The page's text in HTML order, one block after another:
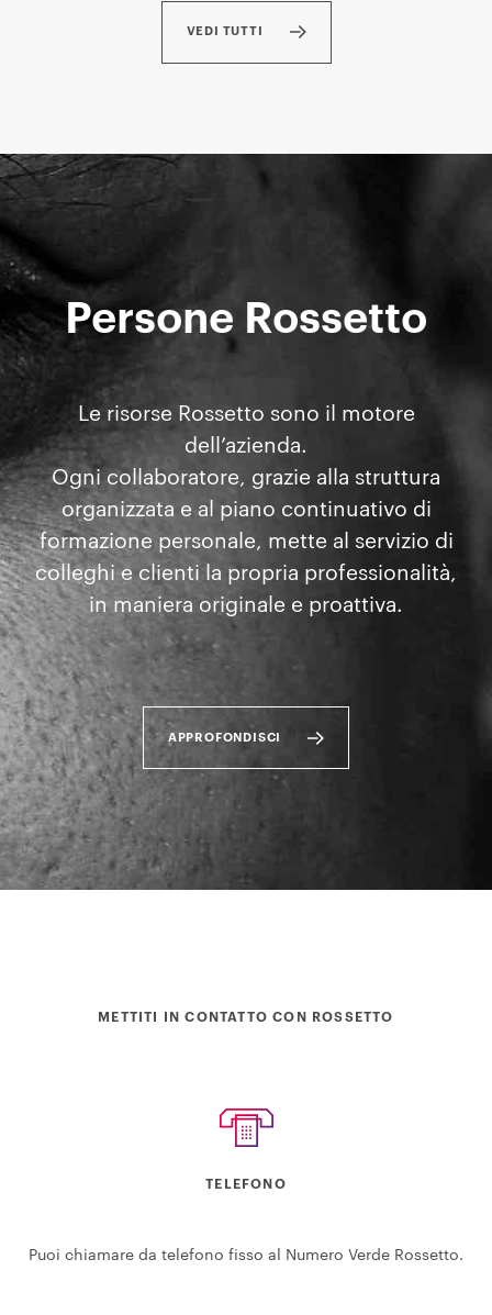
VEDI TUTTI
Persone Rossetto
Le risorse Rossetto sono il motore
dell’azienda.
Ogni collaboratore, grazie alla struttura
organizzata e al piano continuativo di
formazione personale, mette al servizio di
colleghi e clienti la propria professionalità,
in maniera originale e proattiva.
APPROFONDISCI
METTITI IN CONTATTO CON ROSSETTO
TELEFONO
Puoi chiamare da telefono fisso al Numero Verde Rossetto.